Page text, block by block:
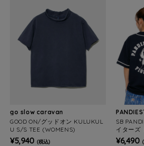
go slow caravan
GOOD ON/グッドオン KULUKUL
U S/S TEE (WOMENS)
¥5,940 (税込)
SB
イターズ
ツ
¥6,490